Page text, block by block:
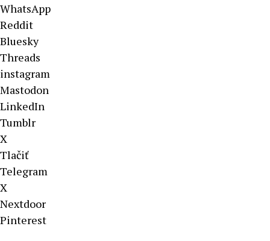
WhatsApp
Reddit
Bluesky
Threads
instagram
Mastodon
LinkedIn
Tumblr
X
Tlačiť
Telegram
X
Nextdoor
Pinterest